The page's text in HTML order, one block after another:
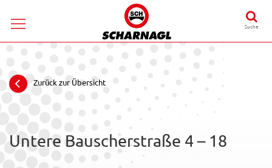
Suche
Zurück zur Übersicht
Untere Bauscherstraße 4 – 18